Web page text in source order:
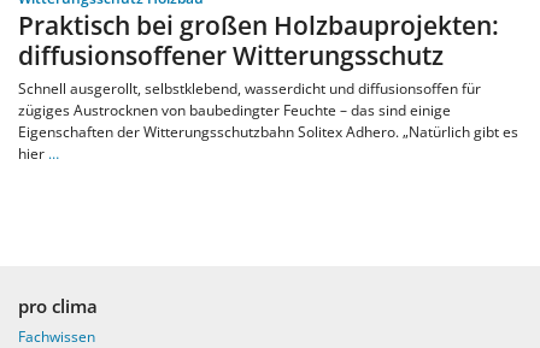
Praktisch bei großen Holzbauprojekten:
diffusionsoffener Witterungsschutz
Schnell ausgerollt, selbstklebend, wasserdicht und diffusionsoffen für
zügiges Austrocknen von baubedingter Feuchte – das sind einige
Eigenschaften der Witterungsschutzbahn Solitex Adhero. „Natürlich gibt es
hier …
pro clima
Fachwissen